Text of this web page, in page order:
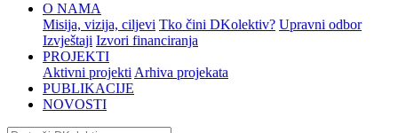
O NAMA
Misija, vizija, ciljevi Tko čini DKolektiv? Upravni odbor
Izvještaji Izvori financiranja
PROJEKTI
Aktivni projekti Arhiva projekata
PUBLIKACIJE
NOVOSTI